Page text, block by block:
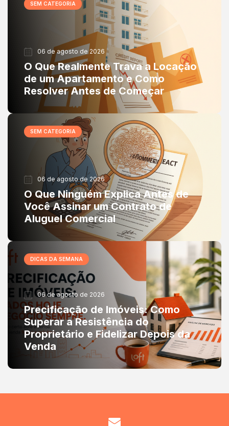
SEM CATEGORIA
06 de agosto de 2026
O Que Realmente Trava a Locação
de um Apartamento e Como
Resolver Antes de Começar
SEM CATEGORIA
06 de agosto de 2026
O Que Ninguém Explica Antes de
Você Assinar um Contrato de
Aluguel Comercial
DICAS DA SEMANA
06 de agosto de 2026
Precificação de Imóveis: Como
Superar a Resistência do
Proprietário e Fidelizar Depois da
Venda